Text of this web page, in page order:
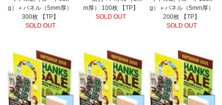
g）＋パネル（5mm厚）
300枚 【TP】
SOLD OUT
m厚） 100枚 【TP】
SOLD OUT
g）＋パネル（5mm厚）
200枚 【TP】
SOLD OUT